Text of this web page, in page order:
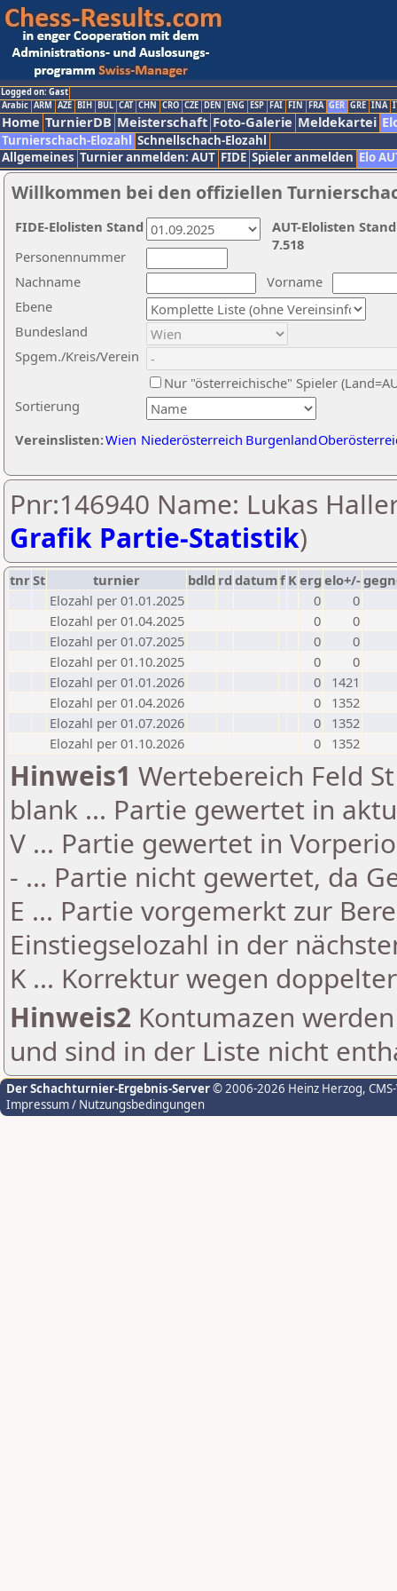
Logged on: Gast
Arabic ARM AZE BIH BUL CAT CHN CRO CZE DEN ENG ESP FAI FIN FRA GER GRE INA
Home TurnierDB Meisterschaft Foto-Galerie Meldekartei
Turnierschach-Elozahl Schnellschach-Elozahl
Allgemeines Turnier anmelden: AUT FIDE Spieler anmelden Elo
Willkommen bei den offiziellen
Nachname
Vorname
Ebene
Sortierung
Personennummer
Bundesland
Spgem./Kreis/Verein
Nur "österreichische" Spieler
Vereinslisten:Wien Niederösterreich Burgenland
AUT-Elolisten
7.518
FIDE-Elolisten Stand
Pnr:146940 Name: Lukas
Grafik Partie-Statistik)
tnrSt turnier bdld rd datumf Kerg elo+/-
Elozahl per 01.01.2025
0
0
Elozahl per 01.04.2025
0
0
Elozahl per 01.07.2025
0
0
Elozahl per 01.10.2025
0
0
Elozahl per 01.01.2026
0
1421
Elozahl per 01.04.2026
0
1352
Elozahl per 01.07.2026
0
1352
Elozahl per 01.10.2026
0 1352
Hinweis1 Wertebereich Feld
blank ... Partie gewertet in
V ... Partie gewertet in
- ... Partie nicht gewertet, da
E ... Partie vorgemerkt zur
Einstiegselozahl in der
K ... Korrektur wegen
Hinweis2 Kontumazen
und sind in der Liste nicht
Der Schachturnier-Ergebnis-Server© 2006-2026 Heinz Herzog,
Impressum / Nutzungsbedingungen